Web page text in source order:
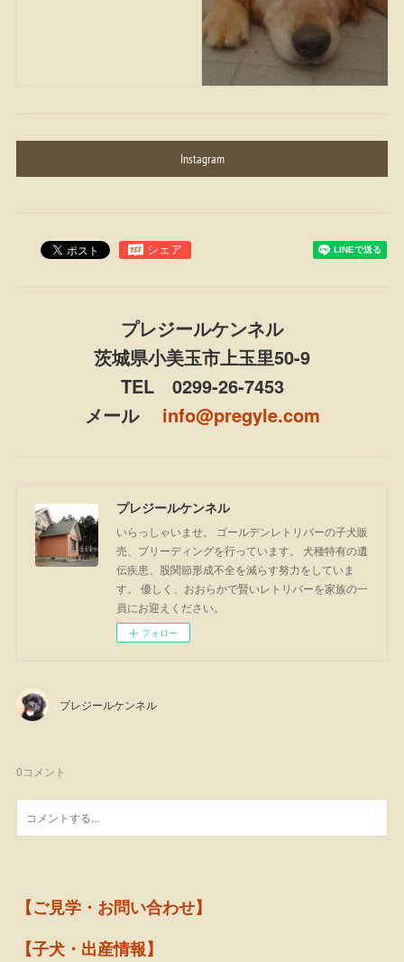
Instagram
プレジールケンネル
茨城県小美玉市上玉里50-9
TEL 0299-26-7453
メール info@pregyle.com
プレジールケンネル
いらっしゃいませ。 ゴールデンレトリバーの子犬販
売、ブリーディングを行っています。 犬種特有の遺
伝疾患、股関節形成不全を減らす努力をしていま
す。 優しく、おおらかで賢いレトリバーを家族の一
員にお迎えください。
フォロー
プレジールケンネル
0コメント
【ご見学・お問い合わせ】
【子犬・出産情報】